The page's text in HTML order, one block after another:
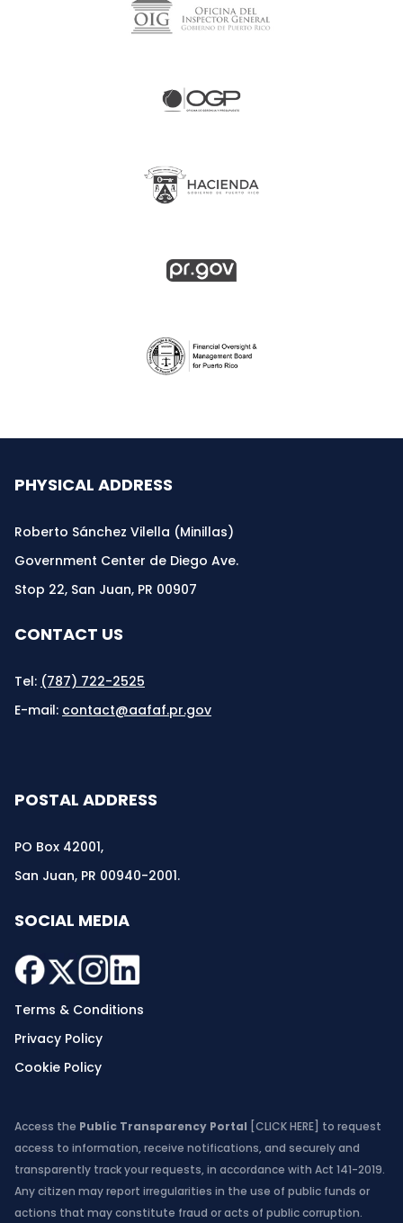
PHYSICAL ADDRESS
Roberto Sánchez Vilella (Minillas)
Government Center de Diego Ave.
Stop 22, San Juan, PR 00907
CONTACT US
Tel: (787) 722-2525
E-mail: contact@aafaf.pr.gov
POSTAL ADDRESS
PO Box 42001,
San Juan, PR 00940-2001.
SOCIAL MEDIA
Terms & Conditions
Privacy Policy
Cookie Policy
Access the Public Transparency Portal [CLICK HERE] to request
access to information, receive notifications, and securely and
transparently track your requests, in accordance with Act 141-2019.
Any citizen may report irregularities in the use of public funds or
actions that may constitute fraud or acts of public corruption.